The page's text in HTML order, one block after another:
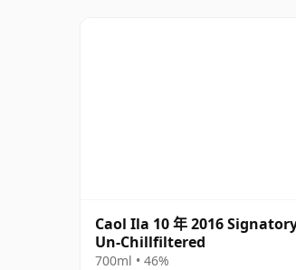
Caol Ila 10 年 2016
Un-Chillfiltered
700ml • 46%